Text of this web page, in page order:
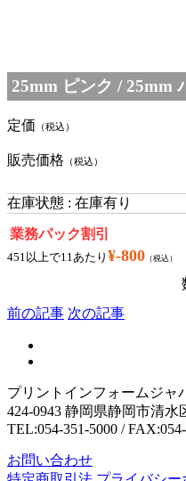
25mm ピンク / 25mm
定価 （税込）
販売価格 （税込）
在庫状態 : 在庫有り
業務パック割引
451以上で11あたり ¥-800 （税込）
前の記事 次の記事
プリントインフォームジャ
424-0943 静岡県静岡市清水
TEL:054-351-5000 /
お問い合わせ